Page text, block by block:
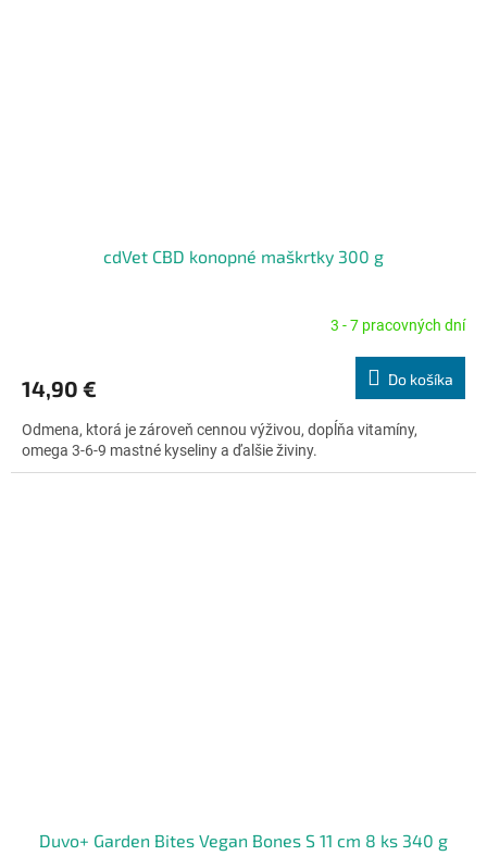
cdVet CBD konopné maškrtky 300 g
je
z
5
hviezdičiek.
3 - 7 pracovných dní
14,90 € Do košíka
Odmena, ktorá je zároveň cennou výživou, dopĺňa vitamíny,
omega 3-6-9 mastné kyseliny a ďalšie živiny.
Duvo+ Garden Bites Vegan Bones S 11 cm 8 ks 340 g